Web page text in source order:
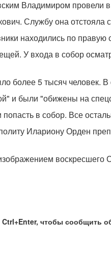
Владимиром
Службу она отстояла
находились по
У входа в собор
более 5 тысяч человек.
и были "обижены на
в собор. Все
Илариону Орден
воскресшего
чтобы сообщить